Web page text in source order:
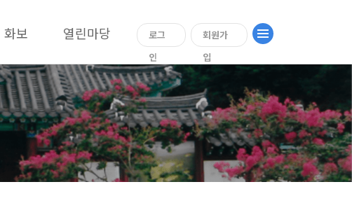
화보 열린마당
로그
인
회원가
입